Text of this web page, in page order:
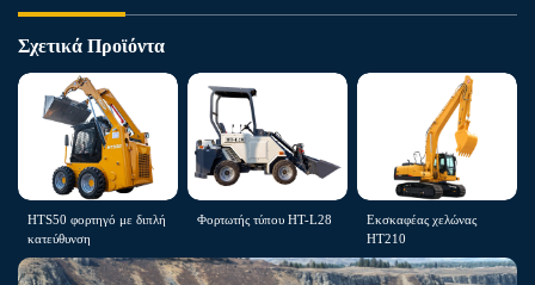
πρακτικές λύσεις για υψηλή...
Σχετικά Προϊόντα
HTS50 φορτηγό με διπλή
κατεύθυνση
Φορτωτής τύπου HT-L28
Εκσκαφέας χελώνας
HT210